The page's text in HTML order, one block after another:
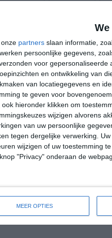
partners slaan informatie,
persoonlijke gegevens,
voor gepersonaliseerde
en ontwikkeling van
van locatiegegevens en
te geven voor
ook hieronder klikken om
wijzigen alvorens
van uw persoonlijke
tegen dergelijke verwerking.
wijzigen of uw toestemming
"Privacy" onderaan de
MEER OPTIES
27°C
09:00 12:00
09:00 12:00
0 NNW 1 NNW 2
06:00 09:00 12:00
de uitgebreide